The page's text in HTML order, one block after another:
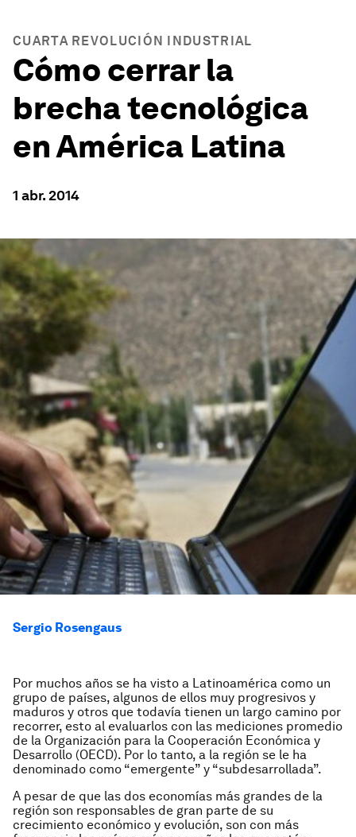
CUARTA REVOLUCIÓN INDUSTRIAL
Cómo cerrar la
brecha tecnológica
en América Latina
1 abr. 2014
Sergio Rosengaus
Por muchos años se ha visto a Latinoamérica como un
grupo de países, algunos de ellos muy progresivos y
maduros y otros que todavía tienen un largo camino por
recorrer, esto al evaluarlos con las mediciones promedio
de la Organización para la Cooperación Económica y
Desarrollo (OECD). Por lo tanto, a la región se le ha
denominado como “emergente” y “subdesarrollada”.
A pesar de que las dos economías más grandes de la
región son responsables de gran parte de su
crecimiento económico y evolución, son con más